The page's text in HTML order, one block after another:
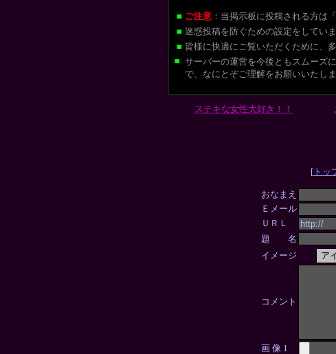
■ ご注意 ：当掲示板に投稿される方は 「
■ 迷惑投稿を防ぐための設定をしてい
■ 皆様に快適にご覧いただくために、
■ サーバーの運営を今後ともスムーズ
で、なにとぞご理解をお願いいたしま
ステキな女性大好き！！
[ トッ
おなまえ
Ｅメール
ＵＲＬ
題 名
イメージ
コメント
画 像 1